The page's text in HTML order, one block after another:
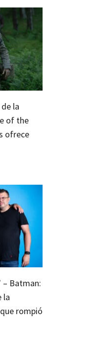
la
of the
ofrece
– Batman:
la
rompió